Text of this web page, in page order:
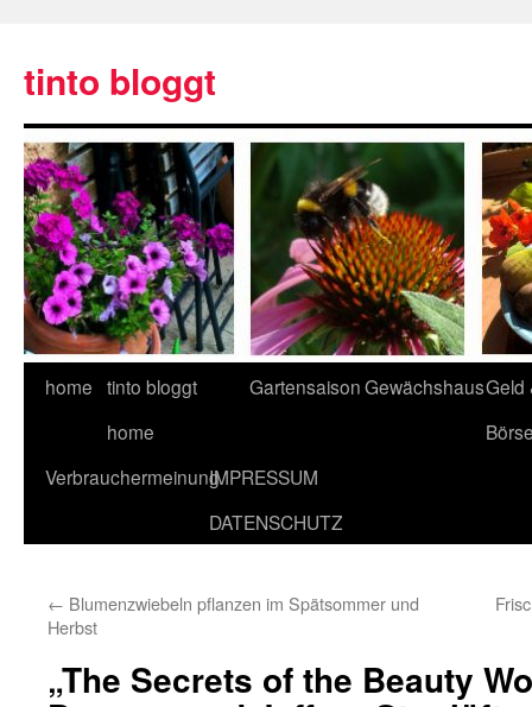
tinto bloggt
home tinto bloggt
home
GartensaisonGewächshausGeld
VerbrauchermeinungIMPRESSUM
DATENSCHUTZ
← Blumenzwiebeln pflanzen im Spätsommer und
Herbst
„The Secrets of the Beauty